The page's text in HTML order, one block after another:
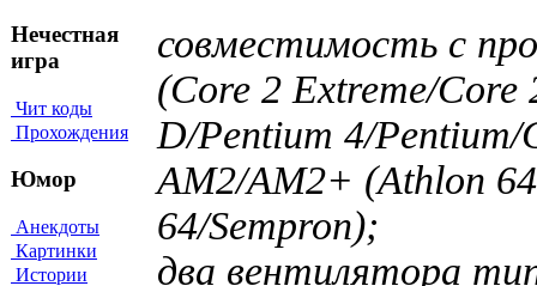
Нечестная
игра
Чит коды
Прохождения
Юмор
Анекдоты
Картинки
Истории
совместимость с
(Core 2 Extreme/
D/Pentium 4/
AM2/AM2+ (Athlon
64/Sempron);
два вентилятора